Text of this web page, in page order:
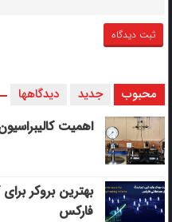
محبوب جدید دیدگاهها
اهمیت
بهترین بروکر
فارکس